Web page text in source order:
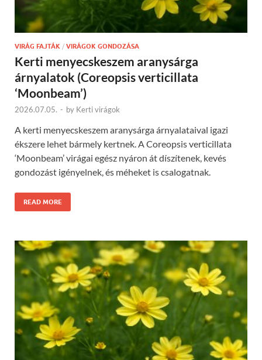
VIRÁG FAJTÁK / VIRÁGOK GONDOZÁSA
Kerti menyecskeszem aranysárga
árnyalatok (Coreopsis verticillata
‘Moonbeam’)
2026.07.05. - by Kerti virágok
A kerti menyecskeszem aranysárga árnyalataival igazi
ékszere lehet bármely kertnek. A Coreopsis verticillata
‘Moonbeam’ virágai egész nyáron át díszítenek, kevés
gondozást igényelnek, és méheket is csalogatnak.
READ MORE